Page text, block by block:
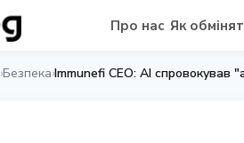
Про нас Як
›Безпека›Immunefi CEO: AI спровокував